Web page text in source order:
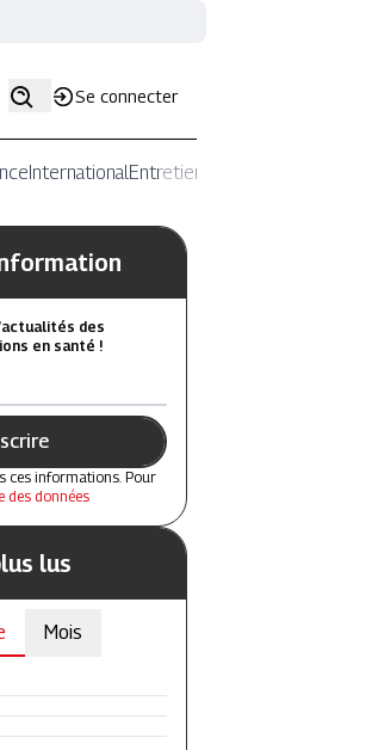
Se connecter
InternationalEntretiens
des
en santé !
ces informations. Pour
des données
lus
Mois